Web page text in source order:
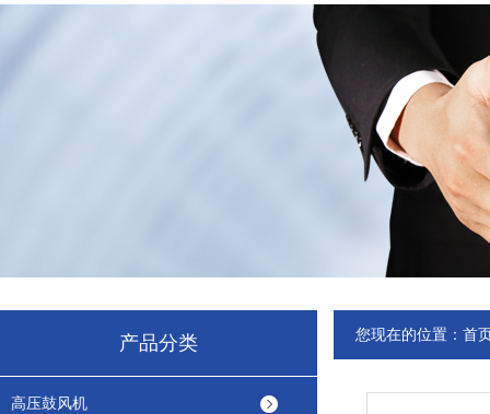
产品分类
高压鼓风机
您现在的位置： 首